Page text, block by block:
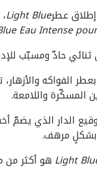
Light Blue
Eau Intense
حادّ ومسبّب
بعطر الفواكه
المسكّرة واللامعة.
الدار الذي يضمّ
بشكلٍ مرهف.
Light هو أكثر من